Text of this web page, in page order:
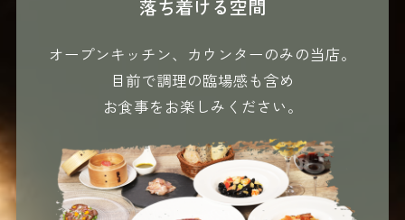
落ち着ける空間
オープンキッチン、カウンターのみの当店。
目前で調理の臨場感も含め
お食事をお楽しみください。